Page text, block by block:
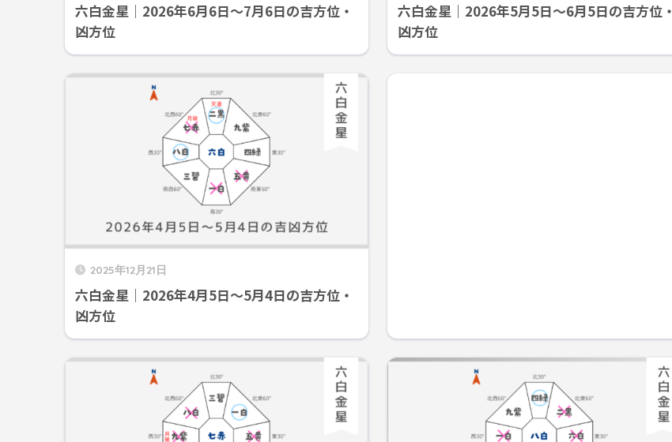
六白金星｜2026年6月6日～7月6日の吉方位・
凶方位
六白金星｜2026年5月5日～6月5日の吉方位・
凶方位
2025年12月21日
六白金星｜2026年4月5日～5月4日の吉方位・
凶方位